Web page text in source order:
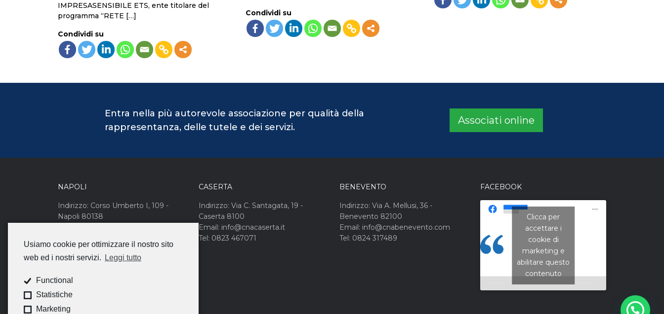
Usiamo cookie per ottimizzare il nostro sito
web ed i nostri servizi.
Leggi tutto
Functional
Statistiche
Marketing
IMPRESASENSIBILE ETS, ente titolare del
programma “RETE […]
Condividi su
Condividi su
Entra nella più autorevole associazione per qualità della
rappresentanza, delle tutele e dei servizi.
Associati online
NAPOLI
Indirizzo: Corso Umberto I, 109 -
Napoli 80138
CASERTA
Indirizzo: Via C. Santagata, 19 -
Caserta 8100
Email: info@cnacaserta.it
Tel: 0823 467071
BENEVENTO
Indirizzo: Via A. Mellusi, 36 -
Benevento 82100
Email: info@cnabenevento.com
Tel: 0824 317489
FACEBOOK
CNA Campania
Nord
Clicca per
accettare i
cookie di
marketing e
abilitare questo
contenuto